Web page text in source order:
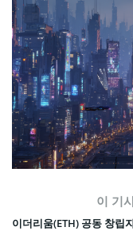
이 기
이더리움(ETH) 공동 창립